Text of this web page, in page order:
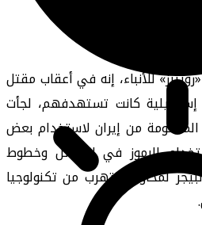
للأنباء، إنه في أعقاب مقتل
كانت تستهدفهم، لجأت
المدعومة من إيران لاستخدام بعض
الرموز في الرسائل وخطوط
لمحاولة التهرب من تكنولوجيا